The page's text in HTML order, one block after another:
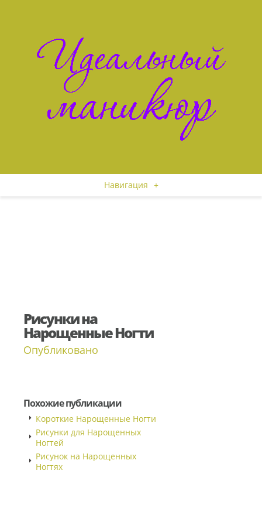
Навигация +
Рисунки на
Нарощенные Ногти
Опубликовано
Похожие публикации
Короткие Нарощенные Ногти
Рисунки для Нарощенных
Ногтей
Рисунок на Нарощенных
Ногтях